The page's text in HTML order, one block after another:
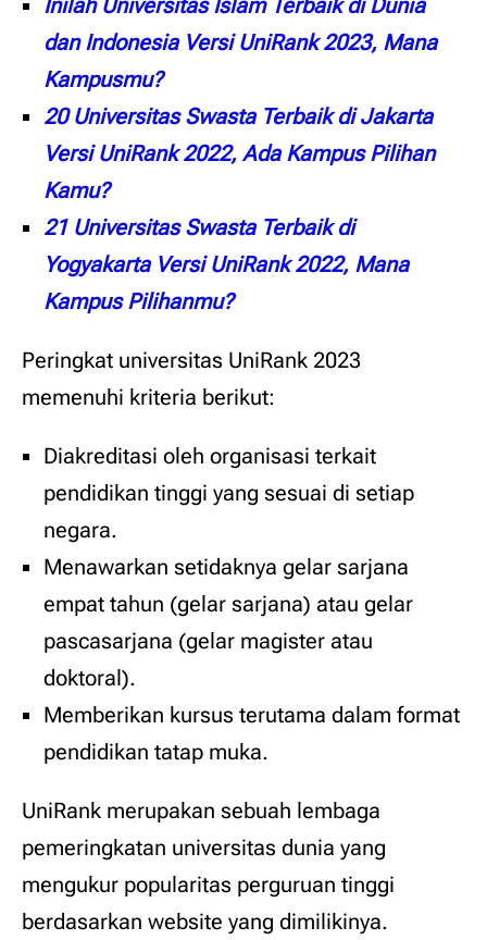
dan Indonesia Versi UniRank 2023, Mana
Kampusmu?
20 Universitas Swasta Terbaik di Jakarta
Versi UniRank 2022, Ada Kampus Pilihan
Kamu?
21 Universitas Swasta Terbaik di
Yogyakarta Versi UniRank 2022, Mana
Kampus Pilihanmu?
Peringkat universitas UniRank 2023
memenuhi kriteria berikut:
Diakreditasi oleh organisasi terkait
pendidikan tinggi yang sesuai di setiap
negara.
Menawarkan setidaknya gelar sarjana
empat tahun (gelar sarjana) atau gelar
pascasarjana (gelar magister atau
doktoral).
Memberikan kursus terutama dalam format
pendidikan tatap muka.
UniRank merupakan sebuah lembaga
pemeringkatan universitas dunia yang
mengukur popularitas perguruan tinggi
berdasarkan website yang dimilikinya.